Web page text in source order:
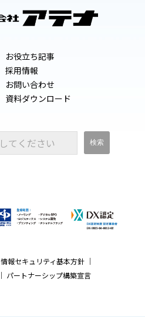
お役立ち記事
採用情報
お問い合わせ
資料ダウンロード
情報セキュリティ基本方針 ｜
｜ パートナーシップ構築宣言